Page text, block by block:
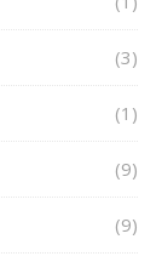
(3)
(1)
(9)
(9)